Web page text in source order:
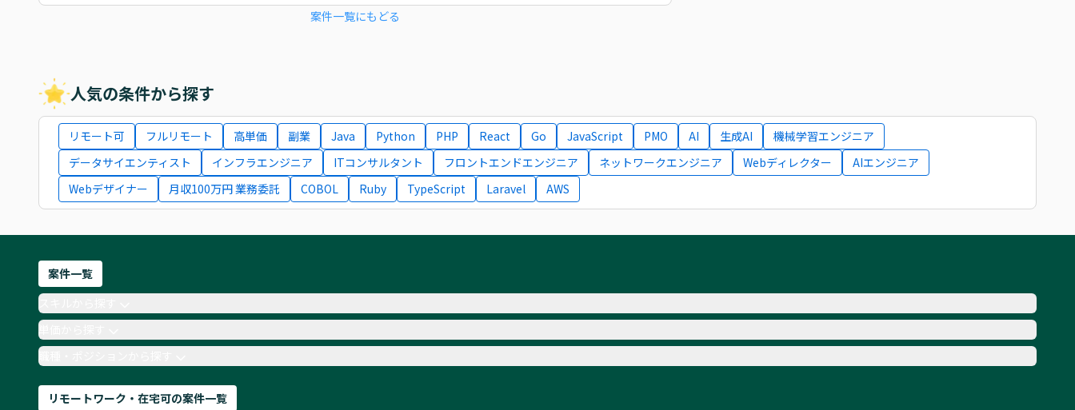
案件一覧にもどる
人気の条件から探す
リモート可 フルリモート 高単価 副業 Java Python PHP React Go JavaScript PMO AI 生成AI
機械学習エンジニア
データサイエンティスト
インフラエンジニア ITコンサルタント フロントエンドエンジニア ネットワークエンジニア Webディレクター
AIエンジニア
Webデザイナー
月収100万円 業務委託 COBOL Ruby TypeScript Laravel AWS
案件一覧
単価から探す
職種・ポジションから探す
リモートワーク・在宅可の案件一覧